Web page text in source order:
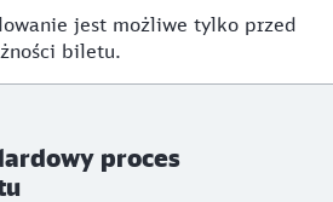
jest możliwe tylko przed
biletu.
proces